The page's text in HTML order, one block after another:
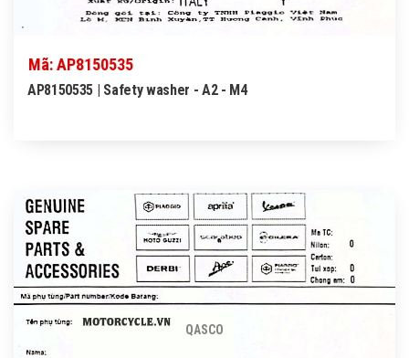
Mã: AP8150535
AP8150535 | Safety washer - A2 - M4
QASCO